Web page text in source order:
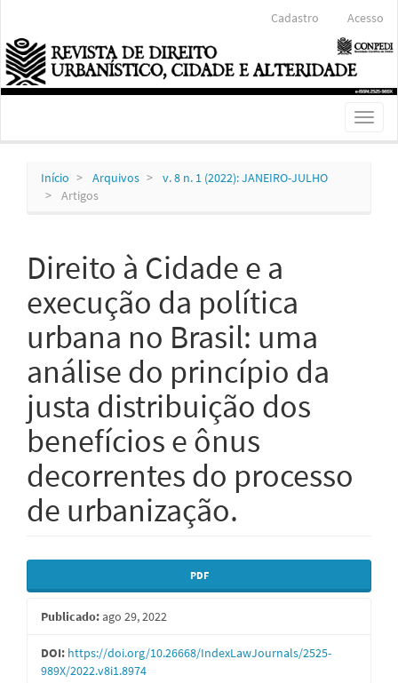
Conteúdo
principal
Barra
Lateral
Cadastro Acesso
Toggle
Início Arquivos
v. 8 n. 1 (2022): JANEIRO-JULHO
Artigos
Direito à Cidade e a
execução da política
urbana no Brasil: uma
análise do princípio da
justa distribuição dos
benefícios e ônus
decorrentes do processo
de urbanização.
Barra
lateral
de
artigos
PDF
Publicado:ago 29, 2022
DOI: https://doi.org/10.26668/IndexLawJournals/2525-
989X/2022.v8i1.8974